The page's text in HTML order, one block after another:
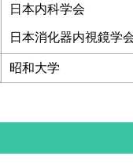
日本内科学会
日本消化器内視鏡学
昭和大学